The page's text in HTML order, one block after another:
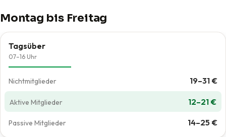
Montag bis Freitag
Tagsüber
07–16 Uhr
19–31 €
12–21 €
14–25 €